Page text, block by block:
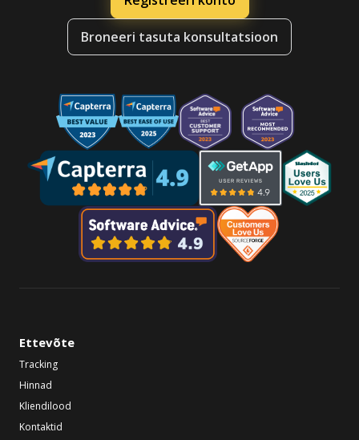
Broneeri tasuta konsultatsioon
Ettevõte
Tracking
Hinnad
Kliendilood
Kontaktid